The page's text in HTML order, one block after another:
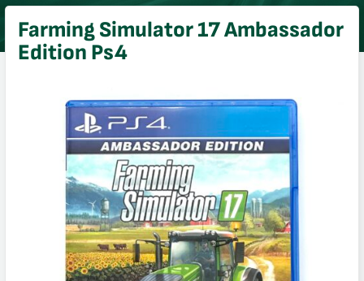
Farming Simulator 17 Ambassador
Edition Ps4
sulje